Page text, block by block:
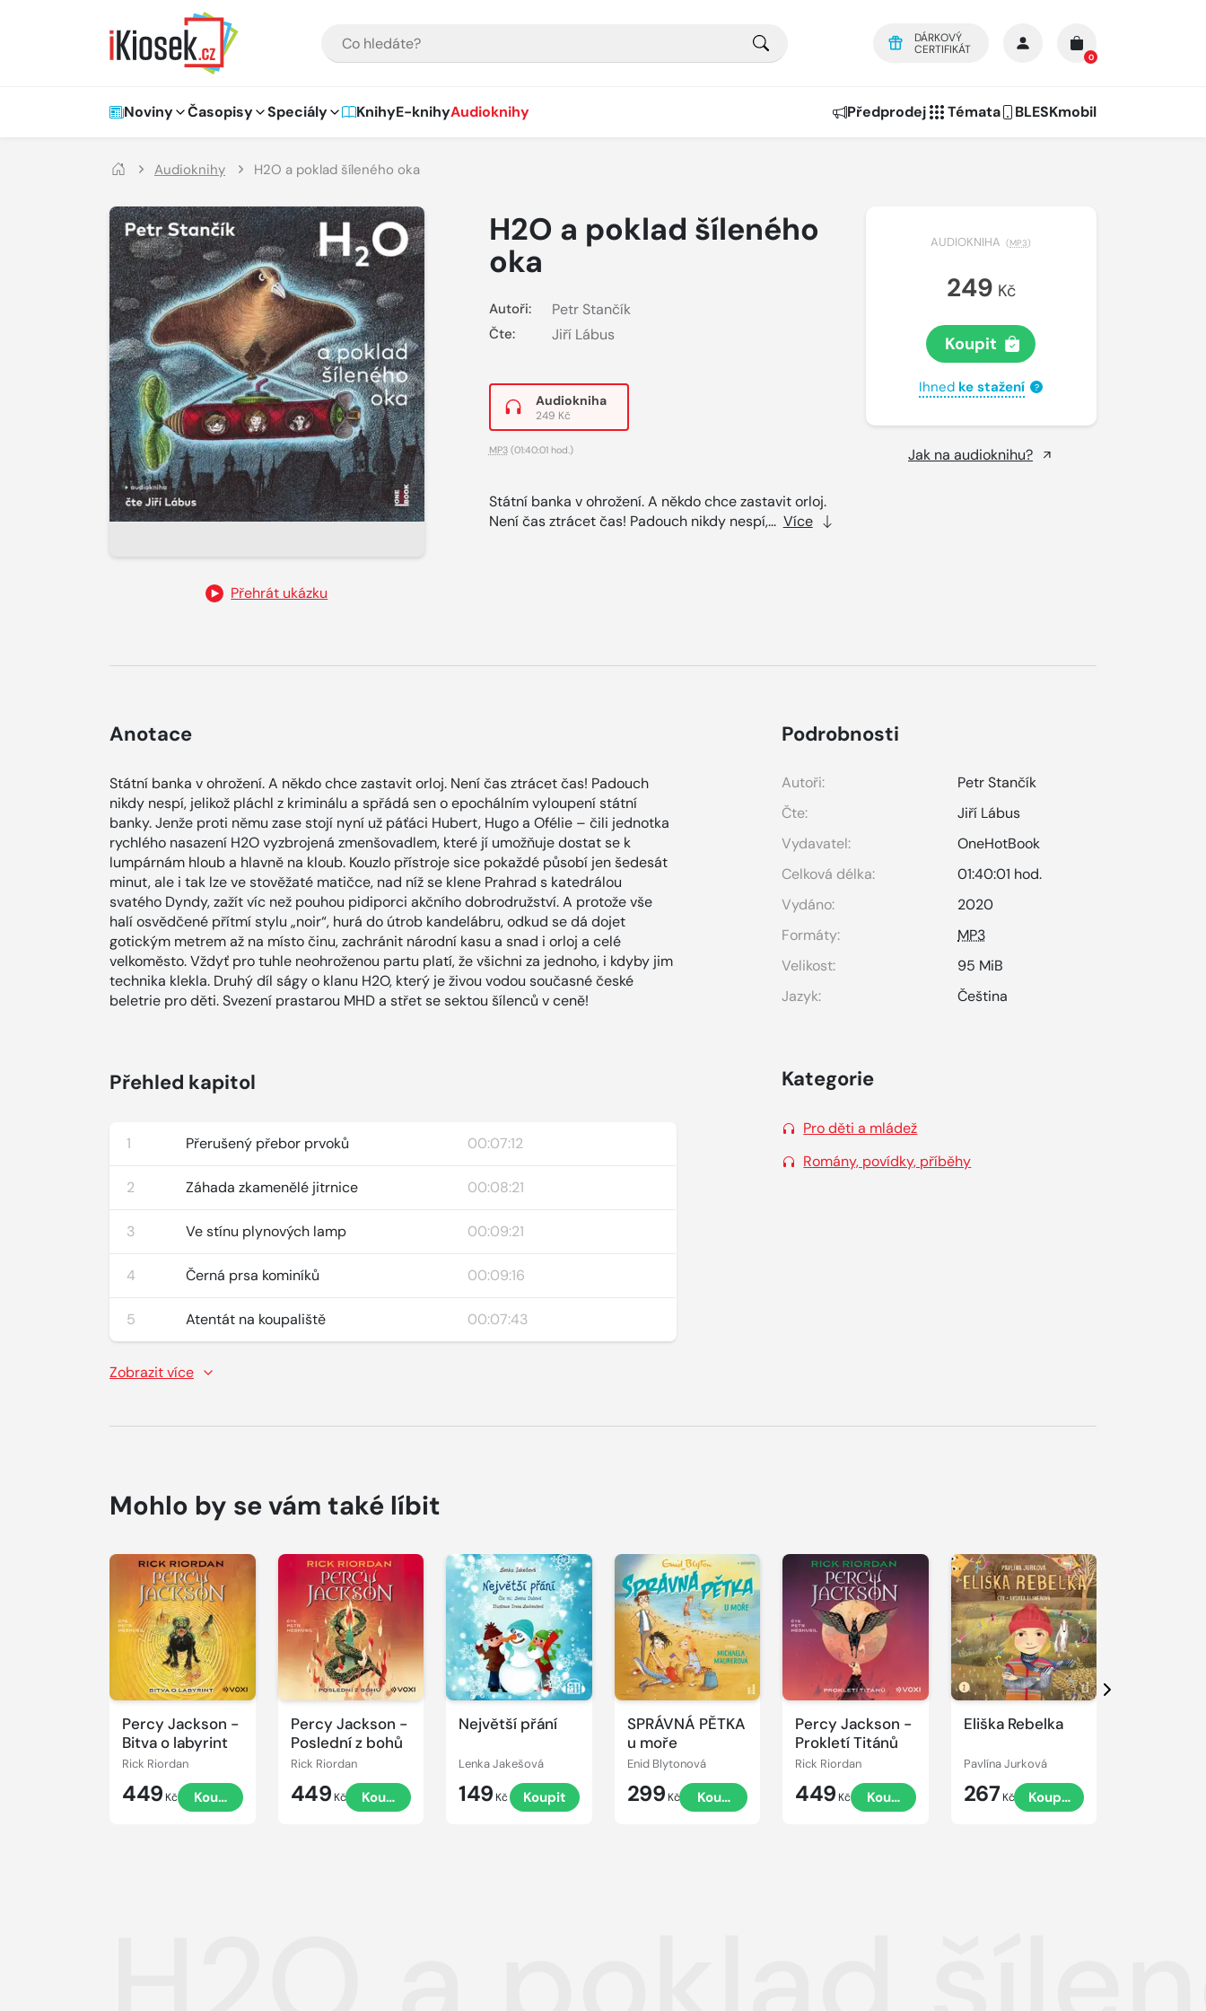
DÁRKOVÝ
CERTIFIKÁT
0
Hlavní navigace
Noviny Časopisy Speciály KnihyE-knihyAudioknihy Předprodej Témata BLESKmobil
Audioknihy H2O a poklad šíleného oka
Přehrát ukázku
H2O a poklad šíleného
oka
Autoři: Petr Stančík
Čte: Jiří Lábus
Audiokniha
249 Kč
MP3(01:40:01 hod.)
Státní banka v ohrožení. A někdo chce zastavit orloj.
Není čas ztrácet čas! Padouch nikdy nespí,... Více
AUDIOKNIHA (MP3)
249 Kč
Koupit
Ihned ke stažení ?
Jak na audioknihu?
Anotace
Státní banka v ohrožení. A někdo chce zastavit orloj. Není čas ztrácet čas! Padouch
nikdy nespí, jelikož pláchl z kriminálu a spřádá sen o epochálním vyloupení státní
banky. Jenže proti němu zase stojí nyní už páťáci Hubert, Hugo a Ofélie – čili jednotka
rychlého nasazení H2O vyzbrojená zmenšovadlem, které jí umožňuje dostat se k
lumpárnám hloub a hlavně na kloub. Kouzlo přístroje sice pokaždé působí jen šedesát
minut, ale i tak lze ve stověžaté matičce, nad níž se klene Prahrad s katedrálou
svatého Dyndy, zažít víc než pouhou pidiporci akčního dobrodružství. A protože vše
halí osvědčené přítmí stylu „noir“, hurá do útrob kandelábru, odkud se dá dojet
gotickým metrem až na místo činu, zachránit národní kasu a snad i orloj a celé
velkoměsto. Vždyť pro tuhle neohroženou partu platí, že všichni za jednoho, i kdyby jim
technika klekla. Druhý díl ságy o klanu H2O, který je živou vodou současné české
beletrie pro děti. Svezení prastarou MHD a střet se sektou šílenců v ceně!
Přehled kapitol
1 Přerušený přebor prvoků 00:07:12
2 Záhada zkamenělé jitrnice 00:08:21
3 Ve stínu plynových lamp 00:09:21
4 Černá prsa kominíků 00:09:16
5 Atentát na koupaliště 00:07:43
Zobrazit více
Podrobnosti
Autoři:
Petr Stančík
Čte:
Jiří Lábus
Vydavatel:
OneHotBook
Celková délka:
01:40:01 hod.
Vydáno:
2020
Formáty:
MP3
Velikost:
95 MiB
Jazyk:
Čeština
Kategorie
Pro děti a mládež
Romány, povídky, příběhy
Mohlo by se vám také líbit
Percy Jackson -
Bitva o labyrint
Rick Riordan
449 Kč Koupit
Přehrát
ukázku
Percy Jackson -
Poslední z bohů
Rick Riordan
449 Kč Koupit
Přehrát
ukázku
Největší přání
Lenka Jakešová
149 Kč Koupit
Přehrát
ukázku
SPRÁVNÁ PĚTKA
u moře
Enid Blytonová
299 Kč Koupit
Přehrát
ukázku
Percy Jackson -
Prokletí Titánů
Rick Riordan
449 Kč Koupit
Přehrát
ukázku
Eliška Rebelka
Pavlína Jurková
267 Kč Koupit
Přehrát
ukázku
Další